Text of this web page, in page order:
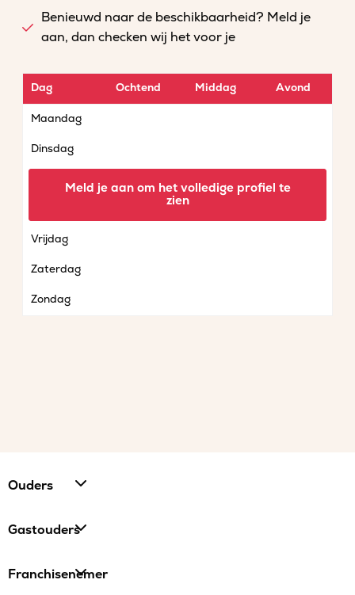
Benieuwd naar de beschikbaarheid? Meld je
aan, dan checken wij het voor je
Dag Ochtend Middag Avond
Maandag
Dinsdag
Vrijdag
Zaterdag
Zondag
Meld je aan om het volledige profiel te
zien
Ouders
Gastouders
Franchisenemer